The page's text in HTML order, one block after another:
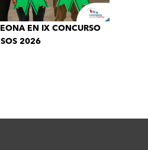
EN IX CONCURSO
2026